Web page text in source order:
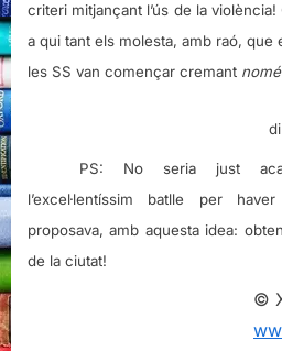
criteri mitjançant l’ús de la
a qui tant els molesta, amb raó, que
les SS van començar cremant
PS: No seria just
l’excel·lentíssim batlle per
proposava, amb aquesta idea:
de la ciutat!
©